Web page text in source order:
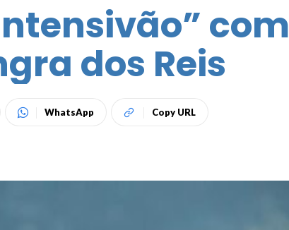
com
dos Reis
WhatsApp Copy URL